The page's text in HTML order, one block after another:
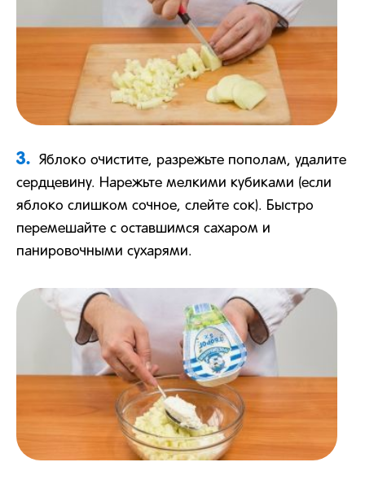
3.
Яблоко очистите, разрежьте пополам, удалите
сердцевину. Нарежьте мелкими кубиками (если
яблоко слишком сочное, слейте сок). Быстро
перемешайте с оставшимся сахаром и
панировочными сухарями.